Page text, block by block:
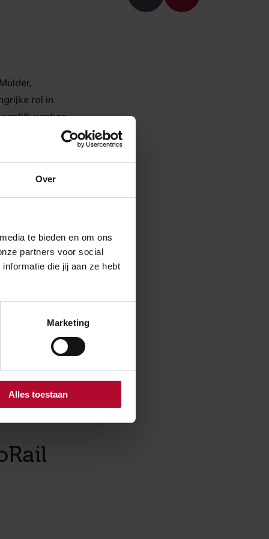
Over
te bieden en om ons
partners voor social
die jij aan ze hebt
Marketing
Alles toestaan
rol in
werken.
blijft in de
van het
van
ter plaatse
Om